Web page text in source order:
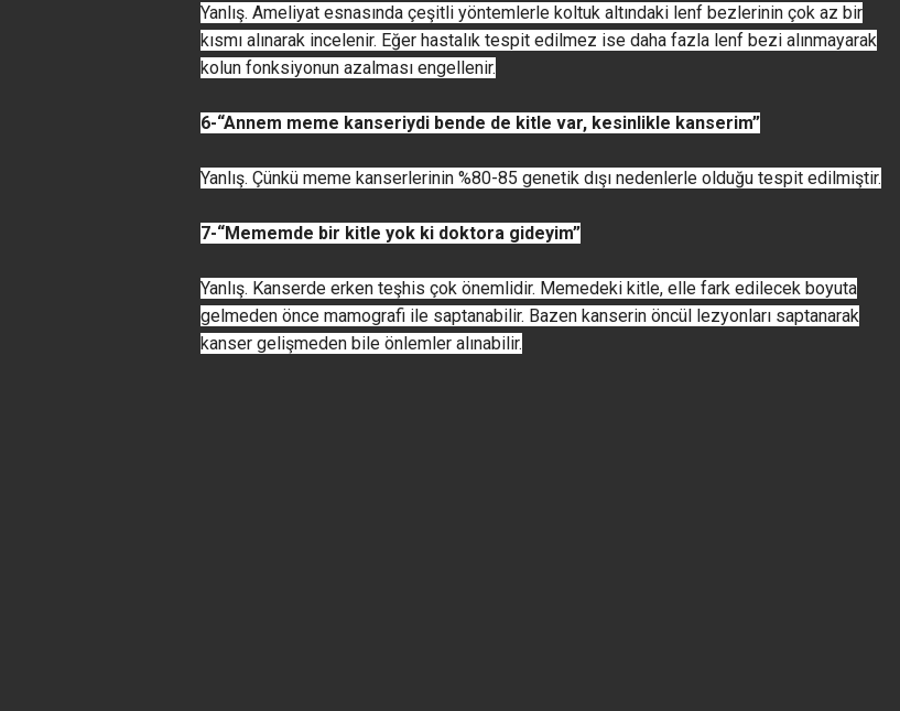
Yanlış. Ameliyat esnasında çeşitli yöntemlerle koltuk altındaki lenf bezlerinin çok az bir
kısmı alınarak incelenir. Eğer hastalık tespit edilmez ise daha fazla lenf bezi alınmayarak
kolun fonksiyonun azalması engellenir.
6-“Annem meme kanseriydi bende de kitle var, kesinlikle kanserim”
Yanlış. Çünkü meme kanserlerinin %80-85 genetik dışı nedenlerle olduğu tespit edilmiştir.
7-“Mememde bir kitle yok ki doktora gideyim”
Yanlış. Kanserde erken teşhis çok önemlidir. Memedeki kitle, elle fark edilecek boyuta
gelmeden önce mamografi ile saptanabilir. Bazen kanserin öncül lezyonları saptanarak
kanser gelişmeden bile önlemler alınabilir.